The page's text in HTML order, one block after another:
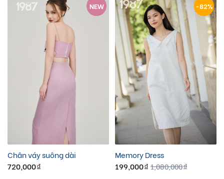
NEW
Chân váy suông dài
720,000đ
-82%
Memory Dress
199,000đ 1,080,000đ